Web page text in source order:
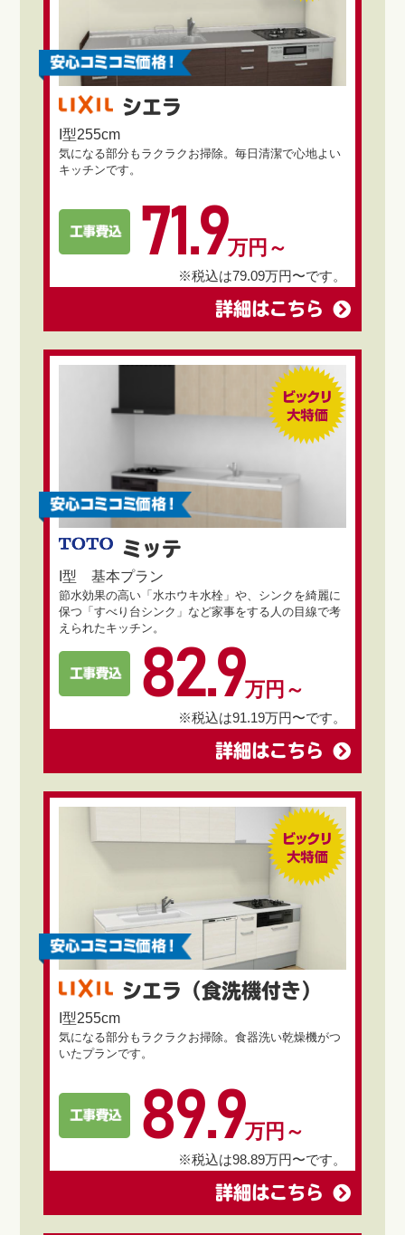
シエラ
I型255cm
気になる部分もラクラクお掃除。毎日清潔で心地よい
キッチンです。
71.9万円～
※税込は79.09万円〜です。
詳細はこちら
ミッテ
I型 基本プラン
節水効果の高い「水ホウキ水栓」や、シンクを綺麗に
保つ「すべり台シンク」など家事をする人の目線で考
えられたキッチン。
82.9万円～
※税込は91.19万円〜です。
詳細はこちら
シエラ（食洗機付き）
I型255cm
気になる部分もラクラクお掃除。食器洗い乾燥機がつ
いたプランです。
89.9万円～
※税込は98.89万円〜です。
詳細はこちら